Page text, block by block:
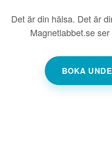
Det är din hälsa. Det är
Magnetlabbet.se
BOKA